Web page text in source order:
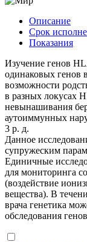
Описание
Срок
Показания
Изучение генов
одинаковых генов
возможности
в разных локусах
невынашивания
аутоиммунных
3 р. д.
Данное
супружеским
Единичные
для мониторинга
(воздействие
вещества). В
врача генетика
обследования